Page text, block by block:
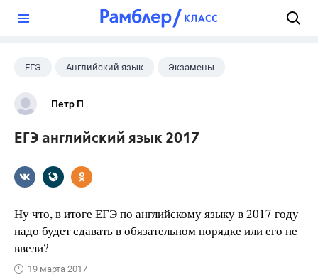
ЕГЭ Английский язык Экзамены
Петр П
ЕГЭ английский язык 2017
Ну что, в итоге ЕГЭ по английскому языку в 2017 году
надо будет сдавать в обязательном порядке или его не
ввели?
19 марта 2017